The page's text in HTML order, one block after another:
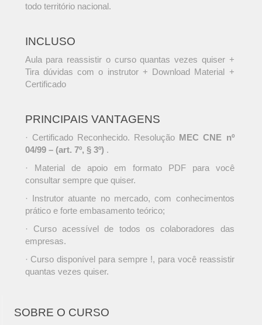
todo território nacional.
INCLUSO
Aula para reassistir o curso quantas vezes quiser +
Tira dúvidas com o instrutor + Download Material +
Certificado
PRINCIPAIS VANTAGENS
· Certificado Reconhecido. Resolução MEC CNE nº
04/99 – (art. 7º, § 3º) .
· Material de apoio em formato PDF para você
consultar sempre que quiser.
· Instrutor atuante no mercado, com conhecimentos
prático e forte embasamento teórico;
· Curso acessível de todos os colaboradores das
empresas.
· Curso disponível para sempre !, para você reassistir
quantas vezes quiser.
SOBRE O CURSO